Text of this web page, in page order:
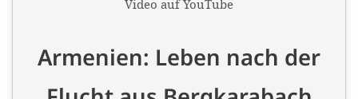
Imprint